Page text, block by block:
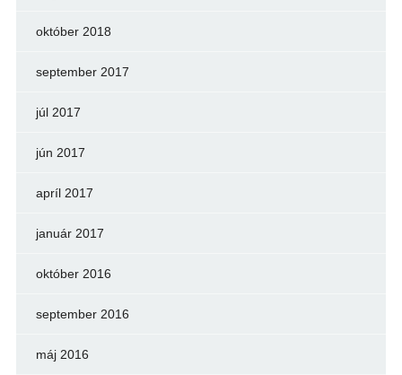
október 2018
september 2017
júl 2017
jún 2017
apríl 2017
január 2017
október 2016
september 2016
máj 2016